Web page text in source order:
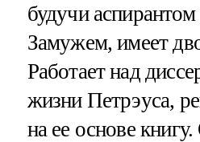
будучи
Замужем, имеет
Работает над
жизни Петрэуса,
на ее основе